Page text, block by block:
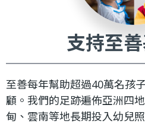
支持至
至善每年幫助超過40萬名孩
顧。我們的足跡遍佈亞洲四
甸、雲南等地長期投入幼兒